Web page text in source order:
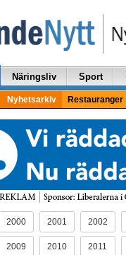
Näringsliv Sport
Nyhetsarkiv Restauranger
2000 2001 2002
2009 2010 2011